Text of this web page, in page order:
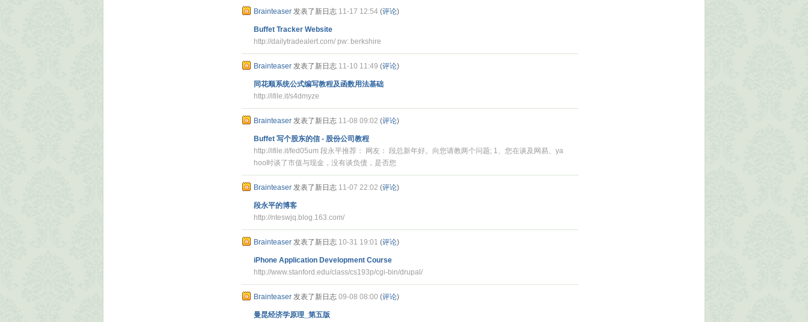
Brainteaser 发表了新日志 11-17 12:54 (评论)
Buffet Tracker Website
http://dailytradealert.com/ pw: berkshire
Brainteaser 发表了新日志 11-10 11:49 (评论)
同花顺系统公式编写教程及函数用法基础
http://ifile.it/s4dmyze
Brainteaser 发表了新日志 11-08 09:02 (评论)
Buffet 写个股东的信 - 股份公司教程
http://ifile.it/fed05um 段永平推荐： 网友： 段总新年好。向您请教两个问题; 1、您在谈及网易、ya
hoo时谈了市值与现金，没有谈负债，是否您
Brainteaser 发表了新日志 11-07 22:02 (评论)
段永平的博客
http://nteswjq.blog.163.com/
Brainteaser 发表了新日志 10-31 19:01 (评论)
iPhone Application Development Course
http://www.stanford.edu/class/cs193p/cgi-bin/drupal/
Brainteaser 发表了新日志 09-08 08:00 (评论)
曼昆经济学原理_第五版